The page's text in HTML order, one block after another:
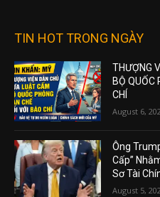
TIN HOT TRONG NGÀY
THƯỢNG
BỘ QUỐC
CHÍ
August 6,
Ông
Cấp”
Sơ Tài
August 5,